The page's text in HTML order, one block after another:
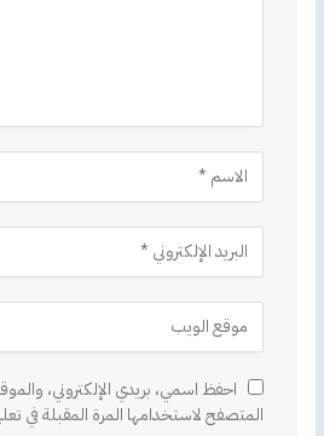
احفظ اسمي، بريدي الإلكتروني،
المتصفح لاستخدامها المرة المقبلة في